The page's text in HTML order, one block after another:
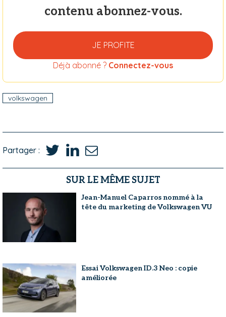
contenu abonnez-vous.
JE PROFITE
Déjà abonné ? Connectez-vous
volkswagen
Partager :
SUR LE MÊME SUJET
Jean-Manuel Caparros nommé à la
tête du marketing de Volkswagen VU
Essai Volkswagen ID.3 Neo : copie
améliorée